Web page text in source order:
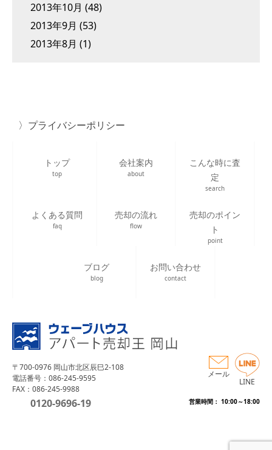
2013年10月 (48)
2013年9月 (53)
2013年8月 (1)
プライバシーポリシー
トップ
top
会社案内
about
こんな時に査
定
search
よくある質問
faq
売却の流れ
flow
売却のポイン
ト
point
ブログ
blog
お問い合わせ
contact
〒700-0976 岡山市北区辰巳2-108
電話番号：086-245-9595
FAX：086-245-9988
0120-9696-19 営業時間： 10:00～18:00
メール
LINE